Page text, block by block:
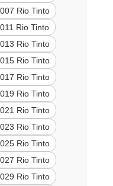
Rio Tinto
Rio Tinto
Rio Tinto
Rio Tinto
Rio Tinto
Rio Tinto
Rio Tinto
Rio Tinto
Rio Tinto
Rio Tinto
Rio Tinto